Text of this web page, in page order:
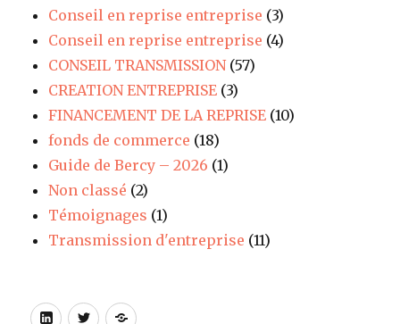
Conseil en reprise entreprise (3)
Conseil en reprise entreprise (4)
CONSEIL TRANSMISSION(57)
CREATION ENTREPRISE (3)
FINANCEMENT DE LA REPRISE (10)
fonds de commerce (18)
Guide de Bercy – 2026 (1)
Non classé (2)
Témoignages (1)
Transmission d'entreprise (11)
LinkedIn
TwitterSite